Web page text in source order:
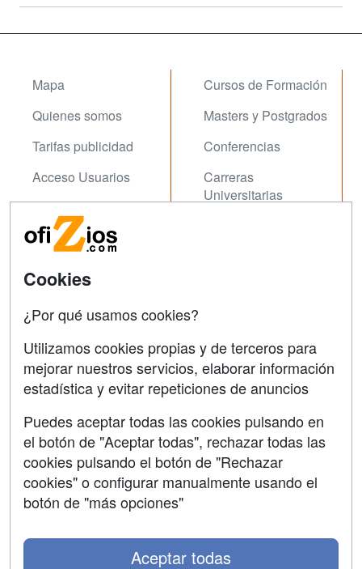
Mapa
Quienes somos
Tarifas publicidad
Acceso Usuarios
Acceso Centros
Cursos de Formación
Masters y Postgrados
Conferencias
Carreras
Universitarias
Contactar
Copyleft
Grupo formazion:
Cookies
¿Por qué usamos cookies?
Utilizamos cookies propias y de terceros para
mejorar nuestros servicios, elaborar información
estadística y evitar repeticiones de anuncios
Puedes aceptar todas las cookies pulsando en
el botón de "Aceptar todas", rechazar todas las
cookies pulsando el botón de "Rechazar
cookies" o configurar manualmente usando el
botón de "más opciones"
Aceptar todas